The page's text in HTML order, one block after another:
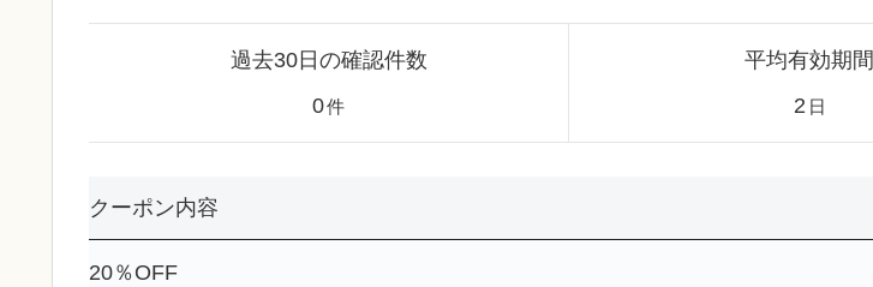
過去30日の確認件数
0件
平均有効期間
2 日
クーポン内容
20％OFF